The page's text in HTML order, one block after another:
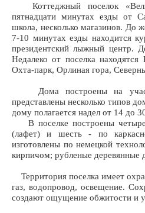
Коттеджный поселок
пятнадцати минутах езды от
школа, несколько магазинов. До
7-10 минутах езды находится
президентский лыжный
Недалеко от поселка
Охта-парк, Орлиная гора,
Дома построены на
представлены несколько типов
дому полагается надел от 14 до
В поселке построены
(лафет) и шесть - по
изготовлены по немецкой
кирпичом; рубленые деревянные
Территория поселка имеет
газ, водопровод, освещение.
создают ощущение обжитости и